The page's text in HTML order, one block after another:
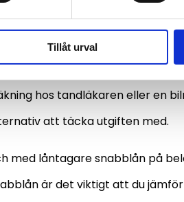
Tillåt urval
bra, litet
kan vara ett bekvämt och bra
hos tandläkaren eller en
att täcka utgiften med.
med låntagare snabblån på
är det viktigt att du